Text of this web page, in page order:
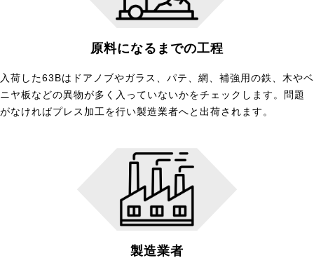
原料になるまでの工程
入荷した63Bはドアノブやガラス、パテ、網、補強用の鉄、木やベ
ニヤ板などの異物が多く入っていないかをチェックします。問題
がなければプレス加工を行い製造業者へと出荷されます。
製造業者